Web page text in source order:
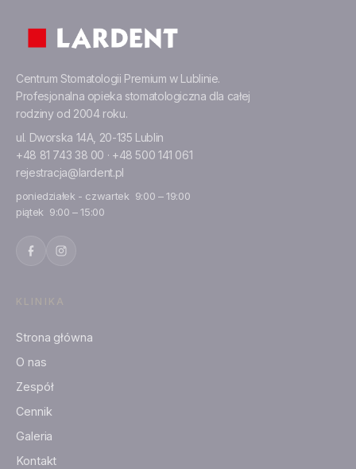
Centrum Stomatologii Premium w Lublinie.
Profesjonalna opieka stomatologiczna dla całej
rodziny od 2004 roku.
ul. Dworska 14A, 20-135 Lublin
+48 81 743 38 00 · +48 500 141 061
rejestracja@lardent.pl
poniedziałek - czwartek 9:00 – 19:00
piątek 9:00 – 15:00
KLINIKA
Strona główna
O nas
Zespół
Cennik
Galeria
Kontakt